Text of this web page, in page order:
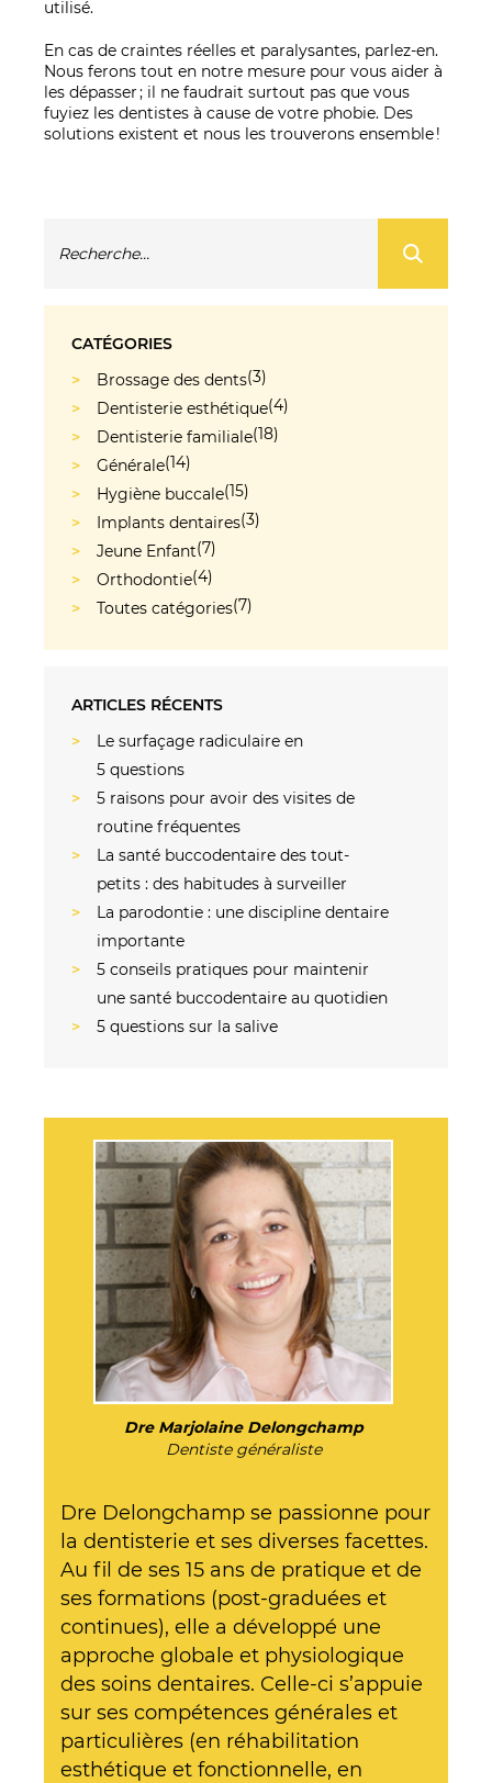
utilisé.
En cas de craintes réelles et paralysantes, parlez-en.
Nous ferons tout en notre mesure pour vous aider à
les dépasser ; il ne faudrait surtout pas que vous
fuyiez les dentistes à cause de votre phobie. Des
solutions existent et nous les trouverons ensemble !
CATÉGORIES
Brossage des dents(3)
Dentisterie esthétique(4)
Dentisterie familiale(18)
Générale(14)
Hygiène buccale(15)
Implants dentaires(3)
Jeune Enfant(7)
Orthodontie(4)
Toutes catégories(7)
ARTICLES RÉCENTS
Le surfaçage radiculaire en
5 questions
5 raisons pour avoir des visites de
routine fréquentes
La santé buccodentaire des tout-
petits : des habitudes à surveiller
La parodontie : une discipline dentaire
importante
5 conseils pratiques pour maintenir
une santé buccodentaire au quotidien
5 questions sur la salive
Dre Marjolaine Delongchamp
Dentiste généraliste
Dre Delongchamp se passionne pour
la dentisterie et ses diverses facettes.
Au fil de ses 15 ans de pratique et de
ses formations (post-graduées et
continues), elle a développé une
approche globale et physiologique
des soins dentaires. Celle-ci s’appuie
sur ses compétences générales et
particulières (en réhabilitation
esthétique et fonctionnelle, en